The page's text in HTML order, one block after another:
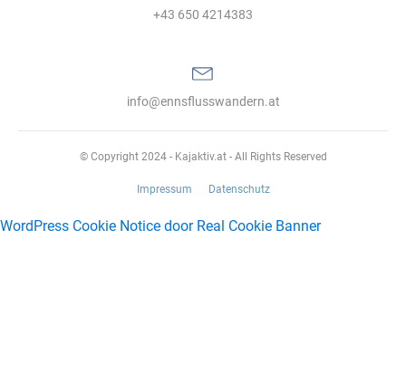
+43 650 4214383‬
info@ennsflusswandern.at
© Copyright 2024 - Kajaktiv.at - All Rights Reserved
Impressum Datenschutz
WordPress Cookie Notice door Real Cookie Banner